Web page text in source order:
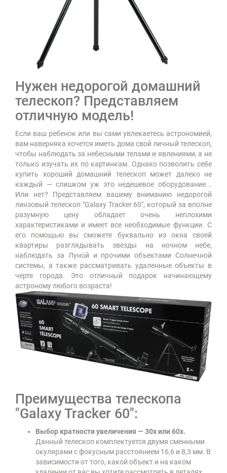
Нужен недорогой домашний
телескоп? Представляем
отличную модель!
Если ваш ребенок или вы сами увлекаетесь астрономией,
вам наверняка хочется иметь дома свой личный телескоп,
чтобы наблюдать за небесными телами и явлениями, а не
только изучать их по картинкам. Однако позволить себе
купить хороший домашний телескоп может далеко не
каждый — слишком уж это недешевое оборудование...
Или нет? Представляем вашему вниманию недорогой
линзовый телескоп "Galaxy Tracker 60", который за вполне
разумную цену обладает очень неплохими
характеристиками и имеет все необходимые функции. С
его помощью вы сможете буквально из окна своей
квартиры разглядывать звезды на ночном небе,
наблюдать за Луной и прочими объектами Солнечной
системы, а также рассматривать удаленные объекты в
черте города. Это отличный подарок начинающему
астроному любого возраста!
Преимущества телескопа
"Galaxy Tracker 60":
Выбор кратности увеличения — 30x или 60x.
Данный телескоп комплектуется двумя сменными
окулярами с фокусным расстоянием 16,6 и 8,3 мм. В
зависимости от того, какой объект и на каком